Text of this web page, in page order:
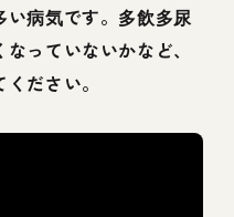
い病気です。多飲多尿
っていないかなど、
ださい。